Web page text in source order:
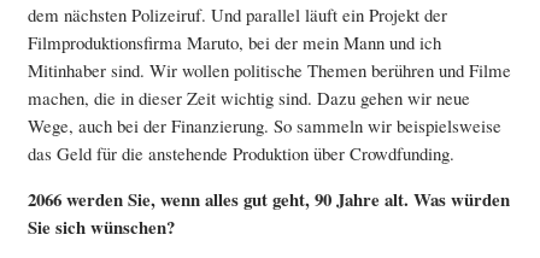
dem nächsten Polizeiruf. Und parallel läuft ein Projekt der
Filmproduktionsfirma Maruto, bei der mein Mann und ich
Mitinhaber sind. Wir wollen politische Themen berühren und Filme
machen, die in dieser Zeit wichtig sind. Dazu gehen wir neue
Wege, auch bei der Finanzierung. So sammeln wir beispielsweise
das Geld für die anstehende Produktion über Crowdfunding.
2066 werden Sie, wenn alles gut geht, 90 Jahre alt. Was würden
Sie sich wünschen?